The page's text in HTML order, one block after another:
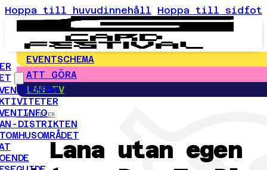
Hoppa till huvudinnehåll Hoppa till sidfot
DISTRIKTEN
EVENTSCHEMA
ATT GÖRA
LAN-TV
← NYHETER
Lana utan egen